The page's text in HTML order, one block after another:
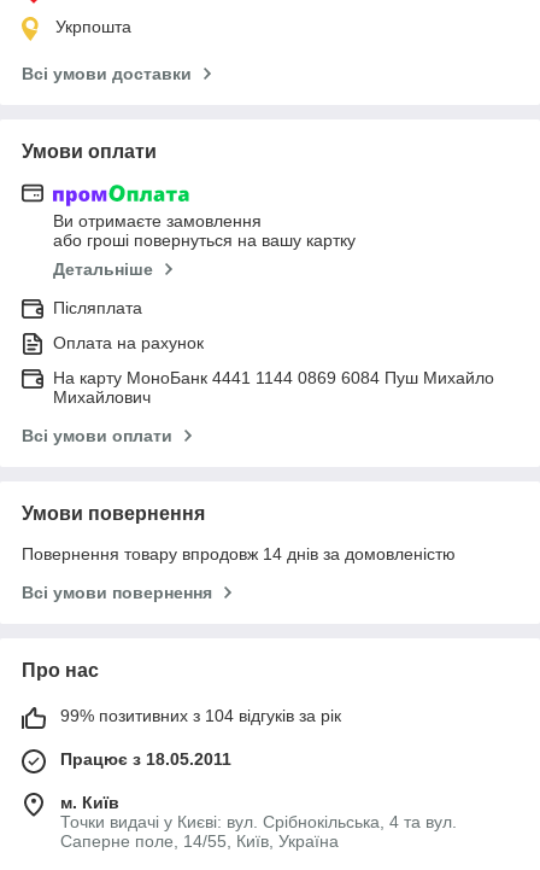
Укрпошта
Всі умови доставки
Умови оплати
Ви отримаєте замовлення
або гроші повернуться на вашу картку
Детальніше
Післяплата
Оплата на рахунок
На карту МоноБанк 4441 1144 0869 6084 Пуш Михайло
Михайлович
Всі умови оплати
Умови повернення
Повернення товару впродовж 14 днів за домовленістю
Всі умови повернення
Про нас
99% позитивних з 104 відгуків за рік
Працює з 18.05.2011
м. Київ
Точки видачі у Києві: вул. Срібнокільська, 4 та вул.
Саперне поле, 14/55, Київ, Україна